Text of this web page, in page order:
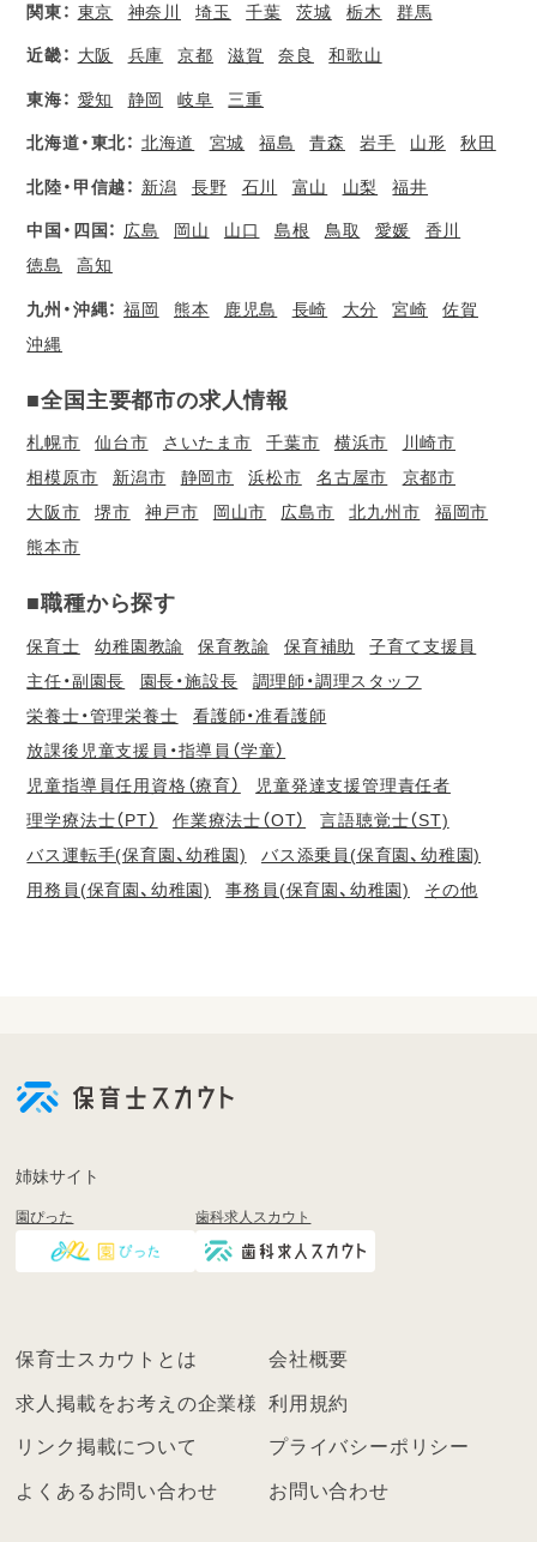
関東： 東京 神奈川 埼玉 千葉 茨城 栃木 群馬
近畿： 大阪 兵庫 京都 滋賀 奈良 和歌山
東海： 愛知 静岡 岐阜 三重
北海道・東北： 北海道 宮城 福島 青森 岩手 山形 秋田
北陸・甲信越： 新潟 長野 石川 富山 山梨 福井
中国・四国： 広島 岡山 山口 島根 鳥取 愛媛
香川
徳島
高知
九州・沖縄： 福岡 熊本 鹿児島 長崎 大分 宮崎
佐賀
沖縄
■全国主要都市の求人情報
札幌市 仙台市 さいたま市 千葉市 横浜市
川崎市
相模原市
新潟市 静岡市 浜松市 名古屋市
京都市
大阪市
堺市 神戸市 岡山市 広島市 北九州市
福岡市
熊本市
■職種から探す
保育士 幼稚園教諭 保育教諭 保育補助
子育て支援員
主任・副園長
園長・施設長
調理師・調理スタッフ
栄養士・管理栄養士
看護師・准看護師
放課後児童支援員・指導員（学童）
児童指導員任用資格（療育）
児童発達支援管理責任者
理学療法士（PT）
作業療法士（OT）
言語聴覚士（ST)
バス運転手(保育園、幼稚園)
バス添乗員(保育園、幼稚園)
用務員(保育園、幼稚園)
事務員(保育園、幼稚園) その他
登
く
ン
姉妹サイト
園ぴった 歯科求人スカウト
保育士スカウトとは 会社概要
求人掲載をお考えの企業様 利用規約
リンク掲載について プライバシーポリシー
よくあるお問い合わせ お問い合わせ